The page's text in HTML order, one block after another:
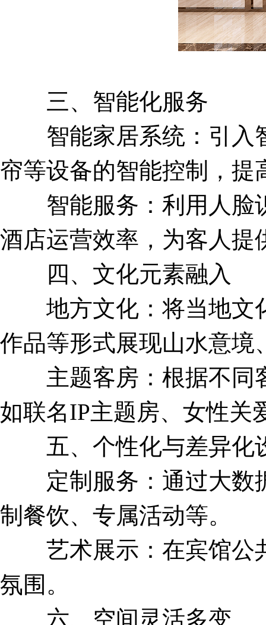
三、智能化服务
智能家居系统：引入
帘等设备的智能控制，提
智能服务：利用人脸
酒店运营效率，为客人提
四、文化元素融入
地方文化：将当地文
作品等形式展现山水意境
主题客房：根据不同
如联名IP主题房、女性关
五、个性化与差异化
定制服务：通过大数
制餐饮、专属活动等。
艺术展示：在宾馆公
氛围。
六、空间灵活多变